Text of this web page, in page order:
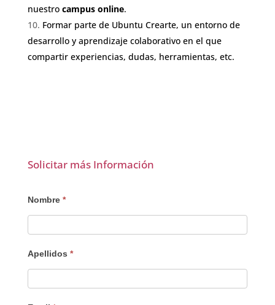
nuestrocampus online.
Formar parte de Ubuntu Crearte, un entorno de
desarrollo y aprendizaje colaborativo en el que
compartir experiencias, dudas, herramientas, etc.
Solicitar más Información
Interesado
Nombre *
Apellidos *